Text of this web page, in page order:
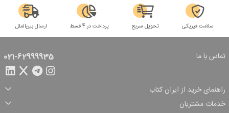
سلامت فیزیکی تحویل سریع پرداخت در 4 قسط ارسال بین‌الملل
تماس با ما 021-62999935
راهنمای خرید از ایران کتاب
ثبت سفارش
شرایط ارسال سفارش
شیوه پرداخت
تخفیف‌های خرید
خدمات مشتریان